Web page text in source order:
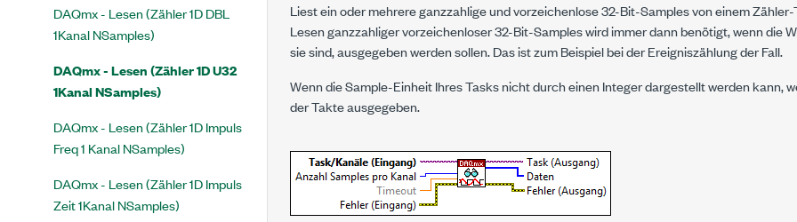
DAQmx - Lesen (Zähler 1D DBL
1Kanal NSamples)
DAQmx - Lesen (Zähler 1D U32
1Kanal NSamples)
DAQmx - Lesen (Zähler 1D Impuls
Freq 1 Kanal NSamples)
DAQmx - Lesen (Zähler 1D Impuls
Zeit 1Kanal NSamples)
Liest ein oder mehrere ganzzahlige und vorzeichenlose 32-Bit-Samples von einem
Lesen ganzzahliger vorzeichenloser 32-Bit-Samples wird immer dann benötigt, wenn die
sie sind, ausgegeben werden sollen. Das ist zum Beispiel bei der Ereigniszählung der Fall.
Wenn die Sample-Einheit Ihres Tasks nicht durch einen Integer dargestellt werden kann,
der Takte ausgegeben.